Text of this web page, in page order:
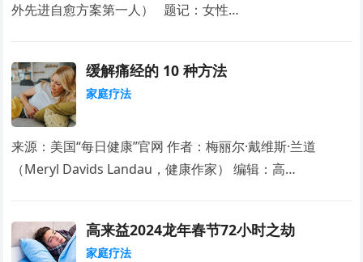
外先进自愈方案第一人） 题记：女性…
缓解痛经的 10 种方法
家庭疗法
来源：美国“每日健康”官网 作者：梅丽尔·戴维斯·兰道
（Meryl Davids Landau，健康作家） 编辑：高…
高来益2024龙年春节72小时之劫
家庭疗法